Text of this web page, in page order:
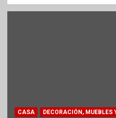
CASA
DECORACIÓN, MUEBLES